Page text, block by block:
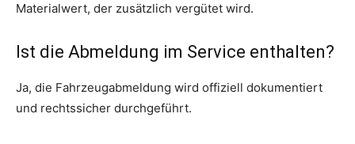
Materialwert, der zusätzlich vergütet wird.
Ist die Abmeldung im Service enthalten?
Ja, die Fahrzeugabmeldung wird offiziell dokumentiert
und rechtssicher durchgeführt.